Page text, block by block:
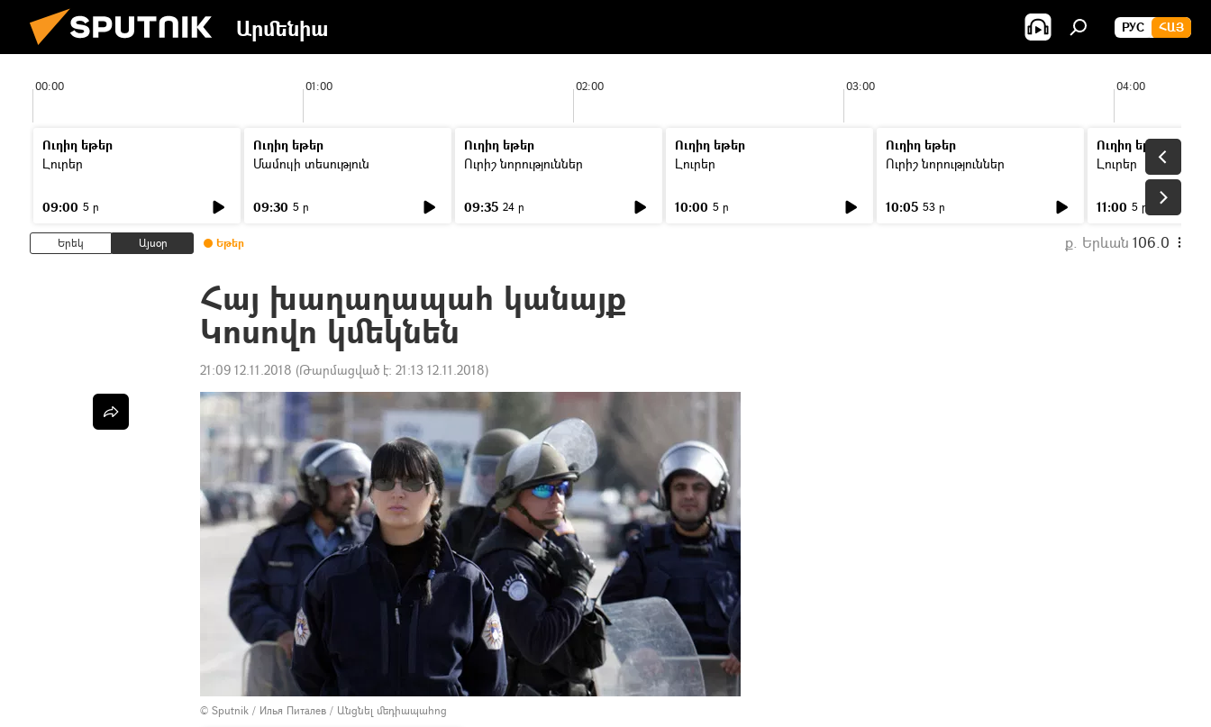
Արմենիա РУС ՀԱՅ
00:00 01:00 02:00 03:00 04:00
Ուղիղ եթեր
Լուրեր
09:00 5 ր
Ուղիղ եթեր
Մամուլի տեսություն
09:30 5 ր
Ուղիղ եթեր
Ուրիշ նորություններ
09:35 24 ր
Ուղիղ եթեր
Լուրեր
10:00 5 ր
Ուղիղ եթեր
Ուրիշ նորություններ
10:05 53 ր
Ուղիղ եթեր
Լուրեր
11:00 5 ր
Երեկ Այսօր Եթեր ք. Երևան 106.0
Հայ խաղաղապահ կանայք
Կոսովո կմեկնեն
21:09 12.11.2018 (Թարմացված է: 21:13 12.11.2018)
© Sputnik / Илья Питалев / Անցնել մեդիապահոց